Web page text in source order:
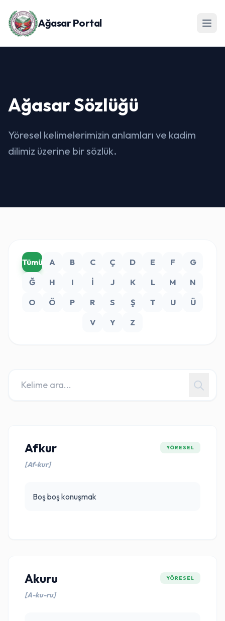
Ağasar Portal
Ağasar Sözlüğü
Yöresel kelimelerimizin anlamları ve kadim
dilimiz üzerine bir sözlük.
Tümü A B C Ç D E F
G
Ğ
H I İ J K L M
N
O
Ö P R S Ş T U
Ü
V
Y Z
Afkur
[Af-kur]
YÖRESEL
Boş boş konuşmak
Akuru
[A-ku-ru]
YÖRESEL